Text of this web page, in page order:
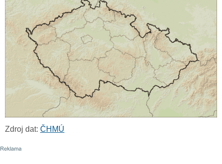
Zdroj dat: ČHMÚ